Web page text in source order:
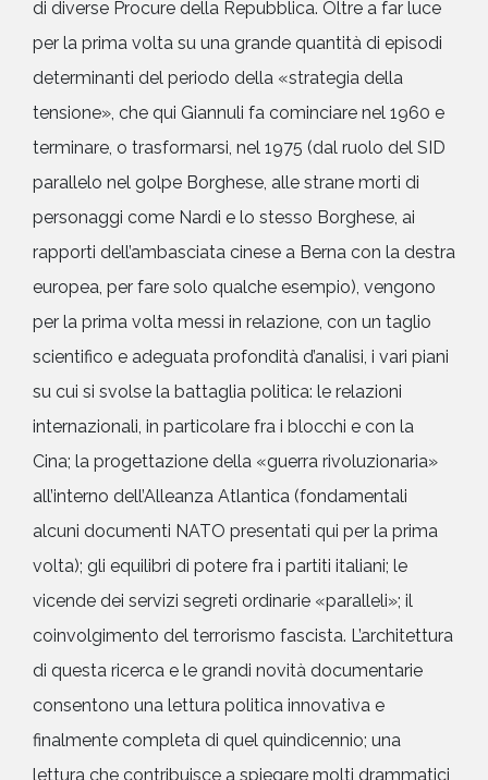
di diverse Procure della Repubblica. Oltre a far luce
per la prima volta su una grande quantità di episodi
determinanti del periodo della «strategia della
tensione», che qui Giannuli fa cominciare nel 1960 e
terminare, o trasformarsi, nel 1975 (dal ruolo del SID
parallelo nel golpe Borghese, alle strane morti di
personaggi come Nardi e lo stesso Borghese, ai
rapporti dell’ambasciata cinese a Berna con la destra
europea, per fare solo qualche esempio), vengono
per la prima volta messi in relazione, con un taglio
scientifico e adeguata profondità d’analisi, i vari piani
su cui si svolse la battaglia politica: le relazioni
internazionali, in particolare fra i blocchi e con la
Cina; la progettazione della «guerra rivoluzionaria»
all’interno dell’Alleanza Atlantica (fondamentali
alcuni documenti NATO presentati qui per la prima
volta); gli equilibri di potere fra i partiti italiani; le
vicende dei servizi segreti ordinarie «paralleli»; il
coinvolgimento del terrorismo fascista. L’architettura
di questa ricerca e le grandi novità documentarie
consentono una lettura politica innovativa e
finalmente completa di quel quindicennio; una
lettura che contribuisce a spiegare molti drammatici